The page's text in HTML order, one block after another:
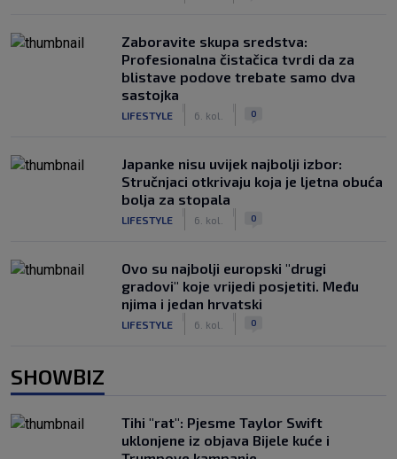
Zaboravite skupa sredstva:
Profesionalna čistačica tvrdi da za
blistave podove trebate samo dva
sastojka
LIFESTYLE 6. kol. 0
Japanke nisu uvijek najbolji izbor:
Stručnjaci otkrivaju koja je ljetna obuća
bolja za stopala
LIFESTYLE 6. kol. 0
Ovo su najbolji europski "drugi
gradovi" koje vrijedi posjetiti. Među
njima i jedan hrvatski
LIFESTYLE 6. kol. 0
SHOWBIZ
Tihi "rat": Pjesme Taylor Swift
uklonjene iz objava Bijele kuće i